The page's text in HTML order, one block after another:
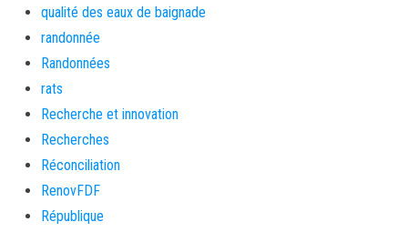
qualité des eaux de baignade
randonnée
Randonnées
rats
Recherche et innovation
Recherches
Réconciliation
RenovFDF
République